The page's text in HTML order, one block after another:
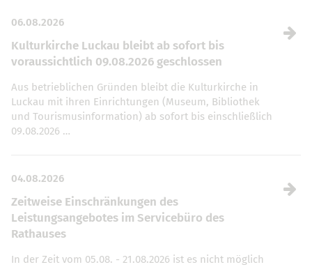
06.08.2026
Kulturkirche Luckau bleibt ab sofort bis
voraussichtlich 09.08.2026 geschlossen
Aus betrieblichen Gründen bleibt die Kulturkirche in
Luckau mit ihren Einrichtungen (Museum, Bibliothek
und Tourismusinformation) ab sofort bis einschließlich
09.08.2026 …
04.08.2026
Zeitweise Einschränkungen des
Leistungsangebotes im Servicebüro des
Rathauses
In der Zeit vom 05.08. - 21.08.2026 ist es nicht möglich